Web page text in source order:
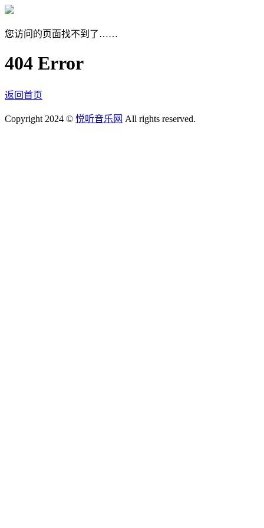
您访问的页面找不到了……
404 Error
返回首页
Copyright 2024 © 悦听音乐网 All rights reserved.